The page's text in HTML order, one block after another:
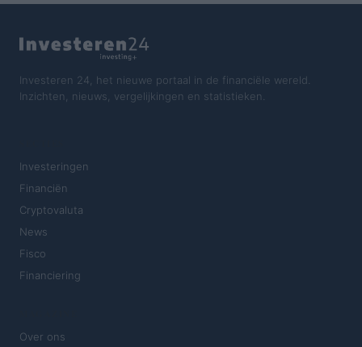
Investeren 24, het nieuwe portaal in de financiële wereld.
Inzichten, nieuws, vergelijkingen en statistieken.
Investeringen
Financiën
Cryptovaluta
News
Fisco
Financiering
Over ons